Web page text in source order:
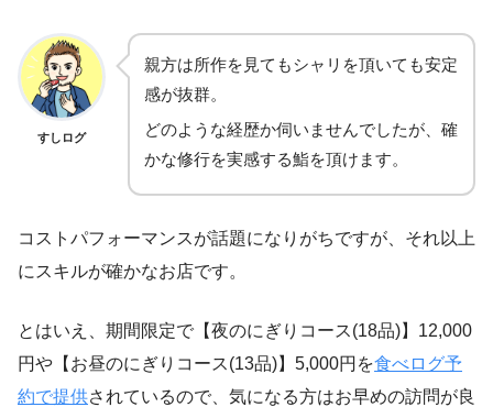
すしログ
親方は所作を見てもシャリを頂いても安定
感が抜群。
どのような経歴か伺いませんでしたが、確
かな修行を実感する鮨を頂けます。
コストパフォーマンスが話題になりがちですが、それ以上
にスキルが確かなお店です。
とはいえ、期間限定で【夜のにぎりコース(18品)】12,000
円や【お昼のにぎりコース(13品)】5,000円を食べログ予
約で提供されているので、気になる方はお早めの訪問が良